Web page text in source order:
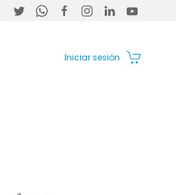
Iniciar sesión